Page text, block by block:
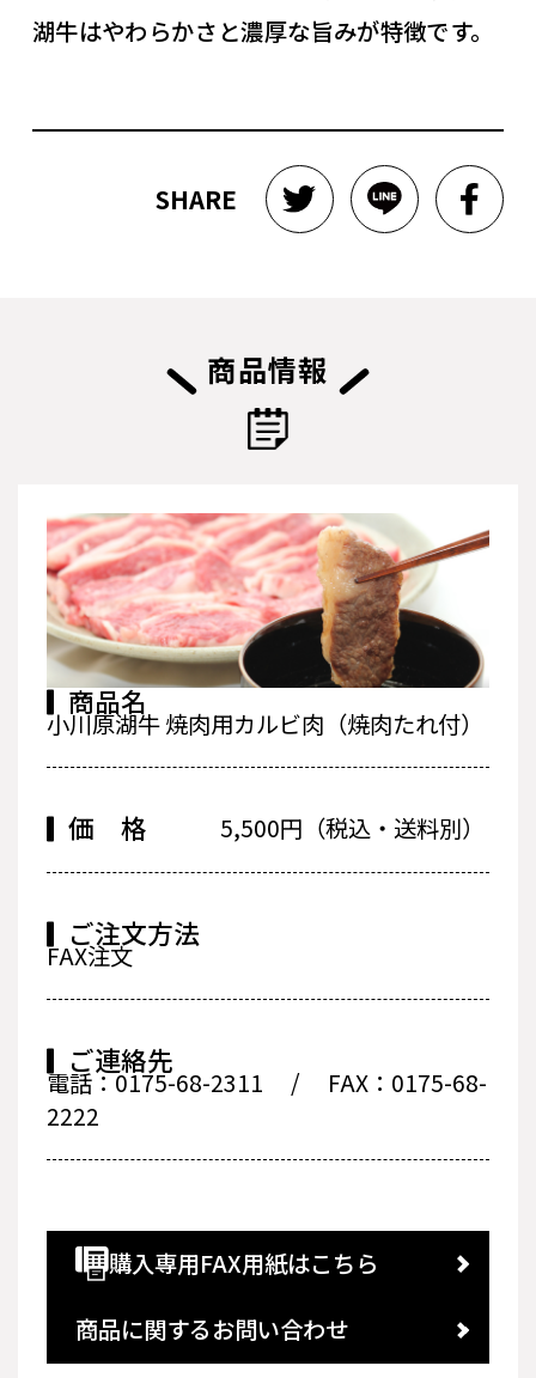
湖牛はやわらかさと濃厚な旨みが特徴です。
SHARE
商品情報
商品名
小川原湖牛 焼肉用カルビ肉（焼肉たれ付）
価 格 5,500円（税込・送料別）
ご注文方法
FAX注文
ご連絡先
電話：0175-68-2311 / FAX：0175-68-
2222
購入専用FAX用紙はこちら
商品に関するお問い合わせ